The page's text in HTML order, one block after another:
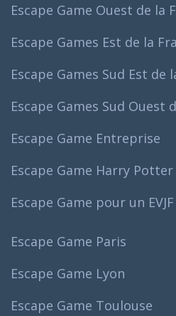
Escape Game Ouest de la
Escape Games Est de la
Escape Games Sud Est de
Escape Games Sud Ouest
Escape Game Entreprise
Escape Game Harry Potter
Escape Game pour un EVJF
Escape Game Paris
Escape Game Lyon
Escape Game Toulouse